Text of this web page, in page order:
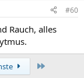
#60
Rauch, alles